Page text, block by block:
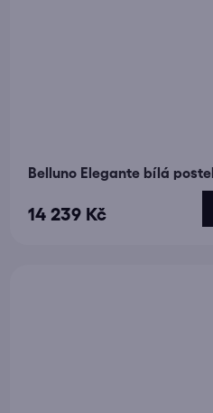
Belluno Elegante bílá
14 239 Kč